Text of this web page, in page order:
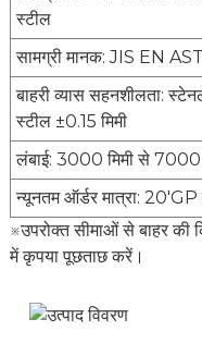
स्टील
सामग्री मानक: JIS EN
बाहरी व्यास सहनशीलता:
स्टील ±0.15 मिमी
लंबाई: 3000 मिमी से 7000
न्यूनतम ऑर्डर मात्रा:
※उपरोक्त सीमाओं से बाहर की
में कृपया पूछताछ करें।